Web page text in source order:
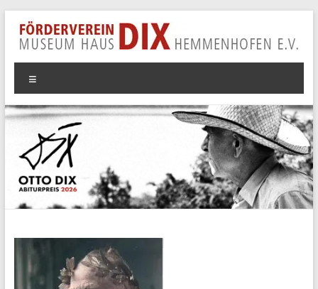
Inhalt
springen
Förderverein
Museum
Haus
Dix
Hemmenhofen
e.V.
unsere
Arbeit